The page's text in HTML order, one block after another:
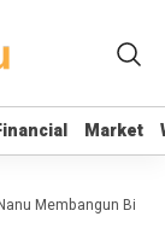
Market
Market
Membangun Bisnis